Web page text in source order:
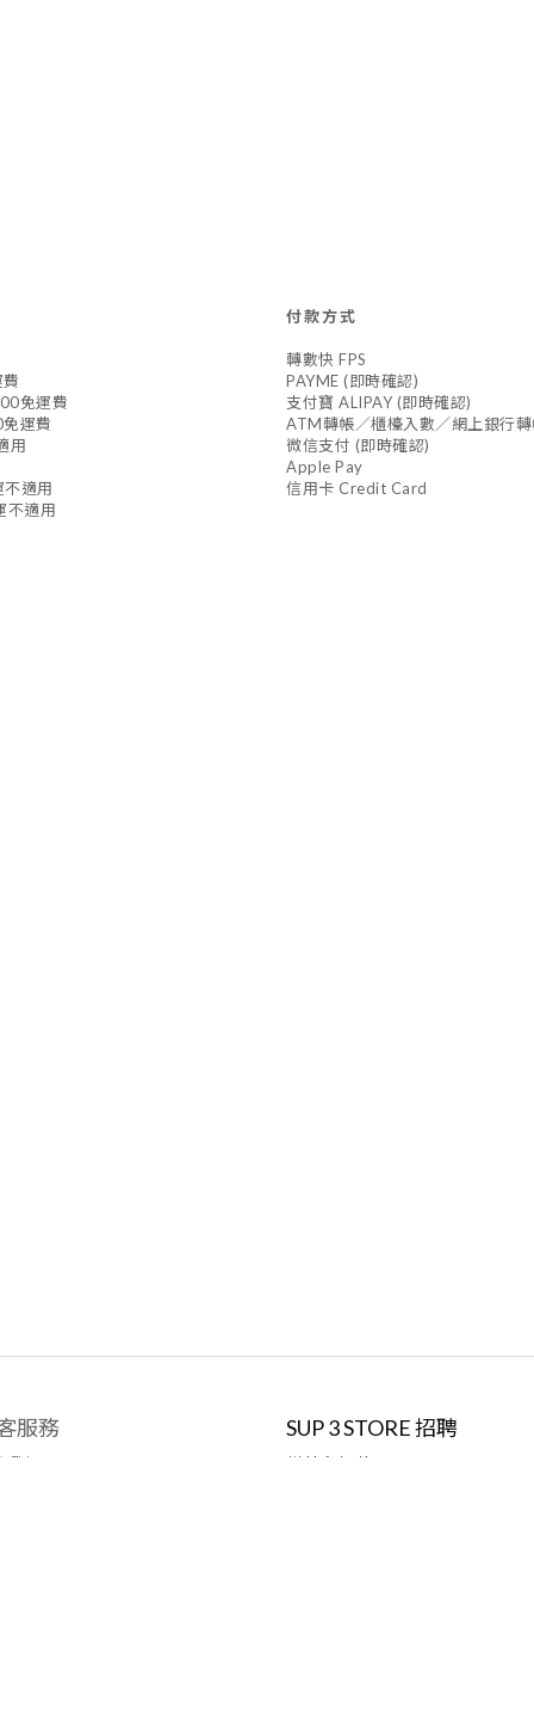
免運費
運費
用
適用
不適用
付款方式
轉數快 FPS
PAYME (即時確認)
支付寶 ALIPAY (即時確認)
ATM轉帳／櫃檯入數／網上銀行
微信支付 (即時確認)
Apple Pay
信用卡 Credit Card
服務
們
SUP 3 STORE 招聘
模特兒招募